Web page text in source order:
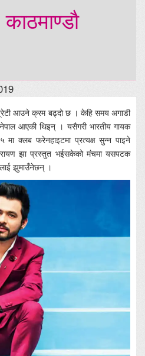
आउने क्रम बढ्दो छ । केहि समय अगाडी
आएकी थिइन् । यसैगरी भारतीय गायक
क्लब फरेनहाइटमा प्रत्यक्ष सुन्न पाइने
झा प्रस्तुत भईसकेको मंचमा यसपटक
झुमाउँनेछन् ।